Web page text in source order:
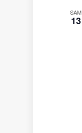
SAM
13